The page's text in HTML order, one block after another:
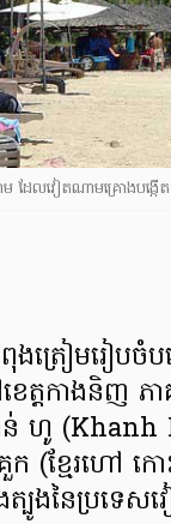
ដែល​វៀតណាម​គ្រោង​បង្ក
ង​ត្រៀម​រៀបចំ​ប
ត្ត​កាងនិញ ភា
ន់ ហូ (Khanh
(ខ្មែរ​ហៅ ក
បូង​នៃ​ប្រទេស​